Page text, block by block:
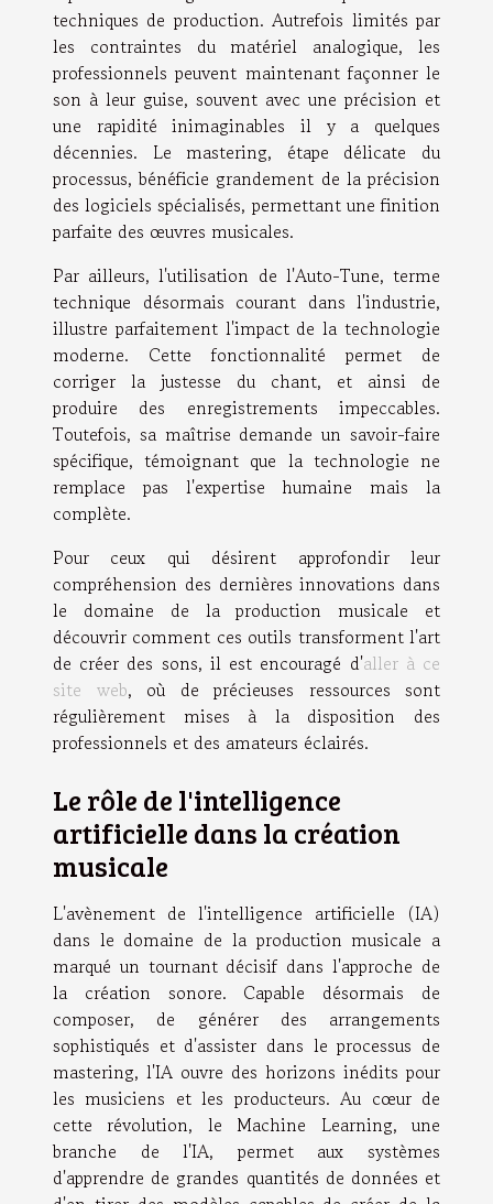
techniques de production. Autrefois limités par
les contraintes du matériel analogique, les
professionnels peuvent maintenant façonner le
son à leur guise, souvent avec une précision et
une rapidité inimaginables il y a quelques
décennies. Le mastering, étape délicate du
processus, bénéficie grandement de la précision
des logiciels spécialisés, permettant une finition
parfaite des œuvres musicales.
Par ailleurs, l'utilisation de l'Auto-Tune, terme
technique désormais courant dans l'industrie,
illustre parfaitement l'impact de la technologie
moderne. Cette fonctionnalité permet de
corriger la justesse du chant, et ainsi de
produire des enregistrements impeccables.
Toutefois, sa maîtrise demande un savoir-faire
spécifique, témoignant que la technologie ne
remplace pas l'expertise humaine mais la
complète.
Pour ceux qui désirent approfondir leur
compréhension des dernières innovations dans
le domaine de la production musicale et
découvrir comment ces outils transforment l'art
de créer des sons, il est encouragé d'aller à ce
site web, où de précieuses ressources sont
régulièrement mises à la disposition des
professionnels et des amateurs éclairés.
Le rôle de l'intelligence
artificielle dans la création
musicale
L'avènement de l'intelligence artificielle (IA)
dans le domaine de la production musicale a
marqué un tournant décisif dans l'approche de
la création sonore. Capable désormais de
composer, de générer des arrangements
sophistiqués et d'assister dans le processus de
mastering, l'IA ouvre des horizons inédits pour
les musiciens et les producteurs. Au cœur de
cette révolution, le Machine Learning, une
branche de l'IA, permet aux systèmes
d'apprendre de grandes quantités de données et